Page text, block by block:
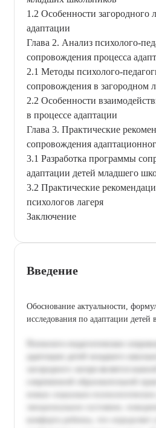
1.2 Особенности загородного
адаптации
Глава 2. Анализ психолого-
сопровождения процесса
2.1 Методы психолого-
сопровождения в загородном
2.2 Особенности
в процессе адаптации
Глава 3. Практические
сопровождения
3.1 Разработка программы
адаптации детей младшего
3.2 Практические
психологов лагеря
Заключение
Введение
Обоснование актуальности,
исследования по адаптации детей